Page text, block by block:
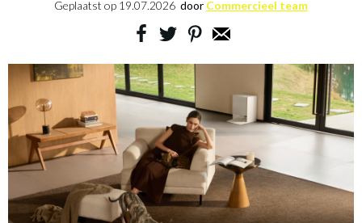
Geplaatst op 19.07.2026 door Commercieel team